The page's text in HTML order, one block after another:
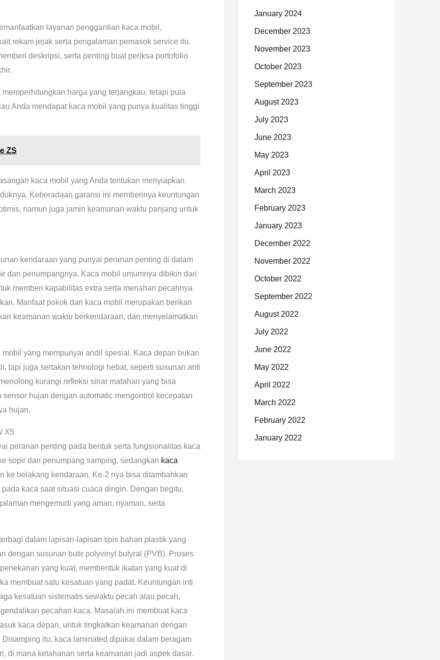
layanan penggantian kaca mobil,
rekam jejak serta pengalaman pemasok service itu.
deskripsi, serta penting buat periksa portofolio
harga yang terjangkau, tetapi pula
Anda mendapat kaca mobil yang punya kualitas tinggi
ZS
kaca mobil yang Anda tentukan menyiapkan
Keberadaan garansi ini memberinya keuntungan
namun juga jamin keamanan waktu panjang untuk
kendaraan yang punyai peranan penting di dalam
dan penumpangnya. Kaca mobil umumnya dibikin dari
memberi kapabilitas extra serta menahan pecahnya
Manfaat pokok dari kaca mobil merupakan berikan
keamanan waktu berkendaraan, dan menyelamatkan
yang mempunyai andil spesial. Kaca depan bukan
tapi juga sertakan tehnologi hebat, seperti susunan anti
kurangi refleksi sinar matahari yang bisa
hujan dengan automatic mengontrol kecepatan
hujan.
X5
peranan penting pada bentuk serta fungsionalitas kaca
sopir dan penumpang samping, sedangkan kaca
ke belakang kendaraan. Ke-2 nya bisa ditambahkan
kaca saat situasi cuaca dingin. Dengan begitu,
mengemudi yang aman, nyaman, serta
dalam lapisan-lapisan tipis bahan plastik yang
dengan susunan butir polyvinyl butyral (PVB). Proses
yang kuat, membentuk ikatan yang kuat di
membuat satu kesatuan yang padat. Keuntungan inti
kesatuan sistematis sewaktu pecah atau pecah,
pecahan kaca. Masalah ini membuat kaca
kaca depan, untuk tingkatkan keamanan dengan
itu, kaca laminated dipakai dalam beragam
di mana ketahanan serta keamanan jadi aspek dasar.
January 2024
December 2023
November 2023
October 2023
September 2023
August 2023
July 2023
June 2023
May 2023
April 2023
March 2023
February 2023
January 2023
December 2022
November 2022
October 2022
September 2022
August 2022
July 2022
June 2022
May 2022
April 2022
March 2022
February 2022
January 2022